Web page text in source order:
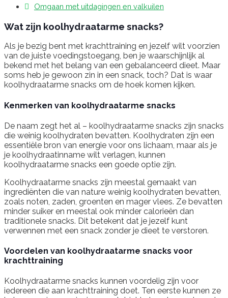
Omgaan met uitdagingen en valkuilen
Wat zijn koolhydraatarme snacks?
Als je bezig bent met krachttraining en jezelf wilt voorzien
van de juiste voedingstoegang, ben je waarschijnlijk al
bekend met het belang van een gebalanceerd dieet. Maar
soms heb je gewoon zin in een snack, toch? Dat is waar
koolhydraatarme snacks om de hoek komen kijken.
Kenmerken van koolhydraatarme snacks
De naam zegt het al – koolhydraatarme snacks zijn snacks
die weinig koolhydraten bevatten. Koolhydraten zijn een
essentiële bron van energie voor ons lichaam, maar als je
je koolhydraatinname wilt verlagen, kunnen
koolhydraatarme snacks een goede optie zijn.
Koolhydraatarme snacks zijn meestal gemaakt van
ingrediënten die van nature weinig koolhydraten bevatten,
zoals noten, zaden, groenten en mager vlees. Ze bevatten
minder suiker en meestal ook minder calorieën dan
traditionele snacks. Dit betekent dat je jezelf kunt
verwennen met een snack zonder je dieet te verstoren.
Voordelen van koolhydraatarme snacks voor
krachttraining
Koolhydraatarme snacks kunnen voordelig zijn voor
iedereen die aan krachttraining doet. Ten eerste kunnen ze